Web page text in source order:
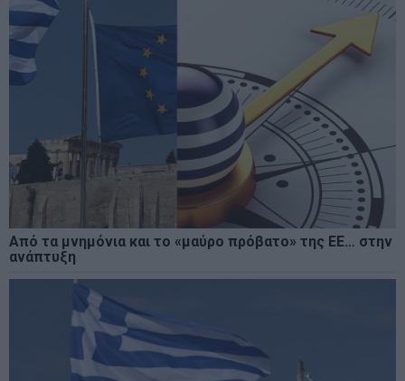
Από τα μνημόνια και το «μαύρο πρόβατο» της ΕΕ… στην
ανάπτυξη